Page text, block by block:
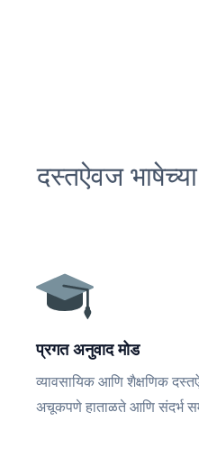
दस्तऐवज
प्रगत अनुवाद मोड
व्यावसायिक आणि शैक्षणिक
अचूकपणे हाताळते आणि संदर्भ